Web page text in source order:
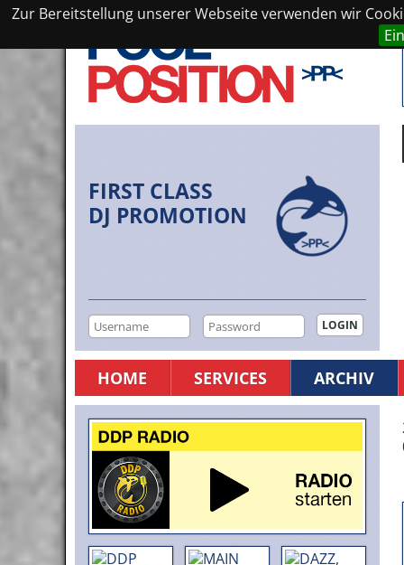
Zur Bereitstellung unserer Webseite verwenden wir
FIRST CLASS
DJ PROMOTION
HOME SERVICES ARCHIV